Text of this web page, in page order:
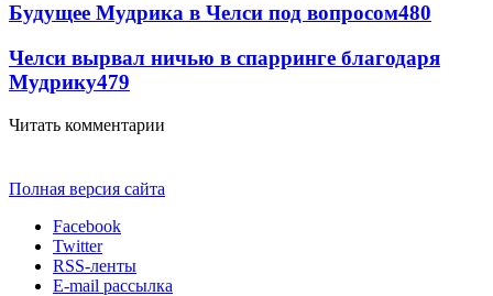
Будущее Мудрика в Челси под вопросом480
Челси вырвал ничью в спарринге благодаря
Мудрику479
Читать комментарии
Полная версия сайта
Facebook
Twitter
RSS-ленты
E-mail рассылка